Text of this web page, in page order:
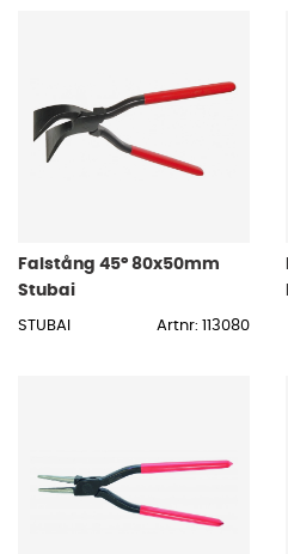
Falstång 45° 80x50mm
Stubai
STUBAI Artnr: 113080